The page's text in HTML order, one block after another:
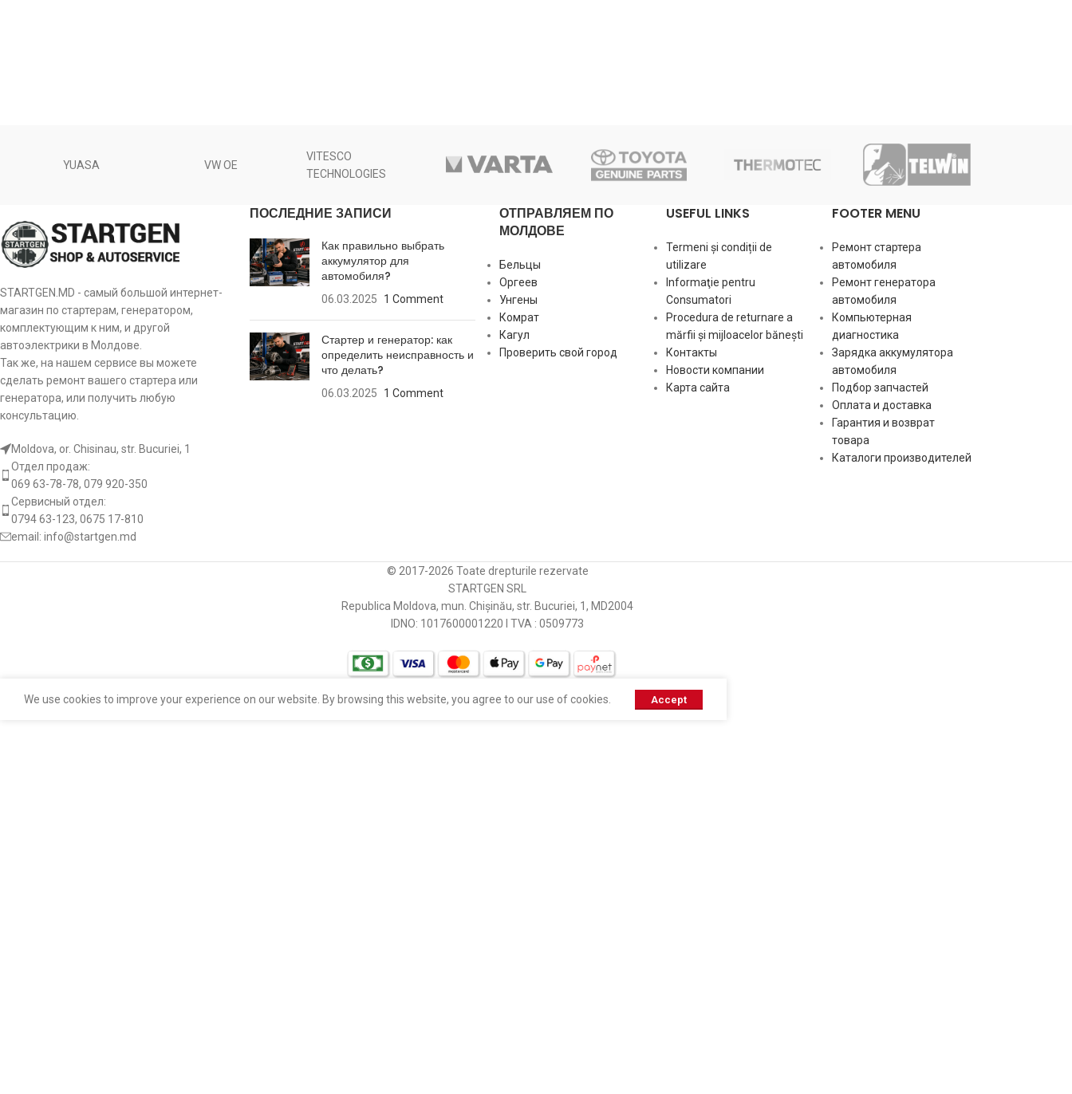
YUASA VW OE
VITESCO
TECHNOLOGIES
STARTGEN.MD - самый большой интернет-
магазин по стартерам, генератором,
комплектующим к ним, и другой
автоэлектрики в Молдове.
Так же, на нашем сервисе вы можете
сделать ремонт вашего стартера или
генератора, или получить любую
консультацию.
Moldova, or. Chisinau, str. Bucuriei, 1
Отдел продаж:
069 63-78-78, 079 920-350
Сервисный отдел:
0794 63-123, 0675 17-810
email: info@startgen.md
ПОСЛЕДНИЕ ЗАПИСИ
Как правильно выбрать
аккумулятор для
автомобиля?
06.03.2025 1 Comment
Стартер и генератор: как
определить неисправность и
что делать?
06.03.2025 1 Comment
ОТПРАВЛЯЕМ ПО
МОЛДОВЕ
Бельцы
Оргеев
Унгены
Комрат
Кагул
Проверить свой город
USEFUL LINKS
Termeni și condiții de
utilizare
Informaţie pentru
Consumatori
Procedura de returnare a
mărfii și mijloacelor bănești
Контакты
Новости компании
Карта сайта
FOOTER MENU
Ремонт стартера
автомобиля
Ремонт генератора
автомобиля
Компьютерная
диагностика
Зарядка аккумулятора
автомобиля
Подбор запчастей
Оплата и доставка
Гарантия и возврат
товара
Каталоги производителей
© 2017-2026 Toate drepturile rezervate
STARTGEN SRL
Republica Moldova, mun. Chișinău, str. Bucuriei, 1, MD2004
IDNO: 1017600001220 I TVA : 0509773
We use cookies to improve your experience on our website. By browsing this website, you agree to our use of cookies. Accept